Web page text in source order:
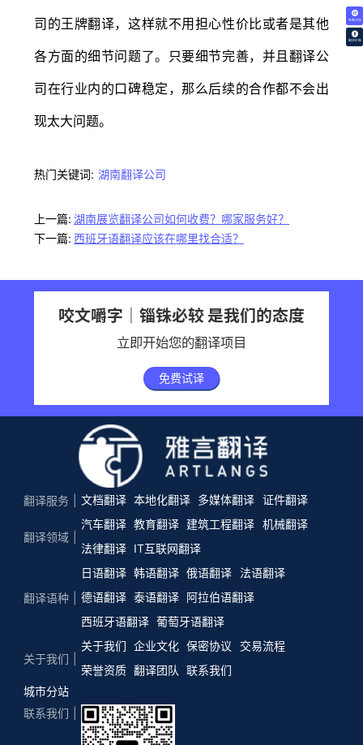
免费试译
翻译价格
司的王牌翻译，这样就不用担心性价比或者是其他
各方面的细节问题了。只要细节完善，并且翻译公
司在行业内的口碑稳定，那么后续的合作都不会出
现太大问题。
热门关键词: 湖南翻译公司
上一篇: 湖南展览翻译公司如何收费？哪家服务好？
下一篇: 西班牙语翻译应该在哪里找合适？
咬文嚼字｜锱铢必较 是我们的态度
立即开始您的翻译项目
免费试译
翻译服务 文档翻译 本地化翻译 多媒体翻译 证件翻译
翻译领域
汽车翻译 教育翻译 建筑工程翻译 机械翻译
法律翻译
IT互联网翻译
翻译语种
日语翻译 韩语翻译 俄语翻译
法语翻译
德语翻译 泰语翻译 阿拉伯语翻译
西班牙语翻译 葡萄牙语翻译
关于我们
关于我们 企业文化 保密协议
交易流程
荣誉资质 翻译团队
联系我们
城市分站
联系我们